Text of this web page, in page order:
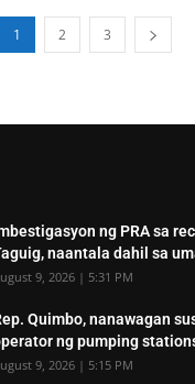
1 2 3
ng PRA sa
naantala dahil sa
9, 2026 | 5:31 PM
Quimbo, nanawagan
ng pumping
9, 2026 | 5:15 PM